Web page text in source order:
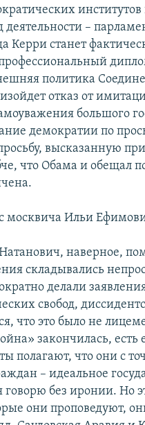
–
Керри станет
политика
отказ от
большого
демократии по
высказанную
что Обама и обещал
москвича Ильи
наверное,
складывались
делали
свобод,
что это было не
закончилась,
полагают, что они с
– идеальное
говорю без иронии. Но
они проповедуют,